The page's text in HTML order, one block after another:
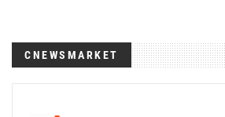
CNEWSMARKET